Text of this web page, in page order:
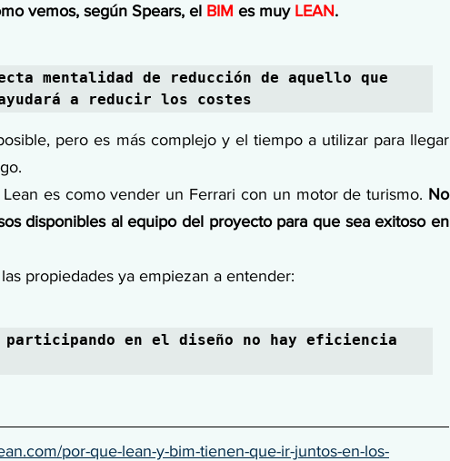
vemos, según Spears, el BIM es muy LEAN.
mentalidad de reducción de aquello que
a reducir los costes
pero es más complejo y el tiempo a utilizar para llegar
es como vender un Ferrari con un motor de turismo. No
disponibles al equipo del proyecto para que sea exitoso en
propiedades ya empiezan a entender:
en el diseño no hay eficiencia
por-que-lean-y-bim-tienen-que-ir-juntos-en-los-